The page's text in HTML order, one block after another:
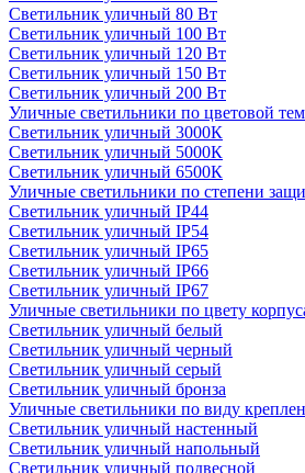
Светильник уличный 80 Вт
Светильник уличный 100 Вт
Светильник уличный 120 Вт
Светильник уличный 150 Вт
Светильник уличный 200 Вт
Уличные светильники по цветовой
Cветильник уличный 3000К
Cветильник уличный 5000К
Cветильник уличный 6500К
Уличные светильники по степени
Светильник уличный IP44
Светильник уличный IP54
Светильник уличный IP65
Светильник уличный IP66
Светильник уличный IP67
Уличные светильники по цвету
Светильник уличный белый
Светильник уличный черный
Светильник уличный серый
Светильник уличный бронза
Уличные светильники по виду
Светильник уличный настенный
Светильник уличный напольный
Светильник уличный подвесной